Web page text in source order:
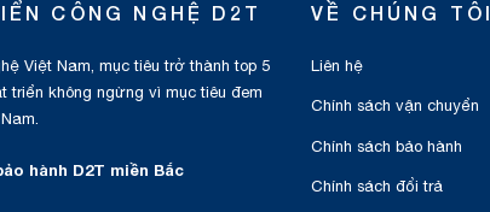
CÔNG NGHỆ D2T
Việt Nam, mục tiêu trở thành top 5
triển không ngừng vì mục tiêu đem
hành D2T miền Bắc
VỀ CHÚNG TÔI
Liên hệ
Chính sách vận chuyển
Chính sách bảo hành
Chính sách đổi trả